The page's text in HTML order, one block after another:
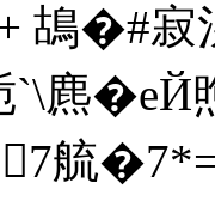
鴣�#
`\麃
7艈